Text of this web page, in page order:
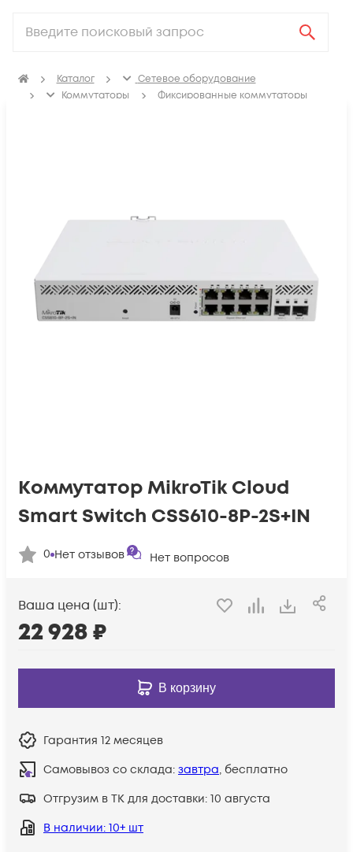
Каталог
Сетевое оборудование
Коммутаторы
Фиксированные коммутаторы
Коммутатор MikroTik Cloud
Smart Switch CSS610-8P-2S+IN
0 Нет отзывов Нет вопросов
Ваша цена (шт):
22 928₽
В корзину
Гарантия 12 месяцев
Самовывоз со склада: завтра, бесплатно
Отгрузим в ТК для доставки: 10 августа
В наличии: 10+ шт